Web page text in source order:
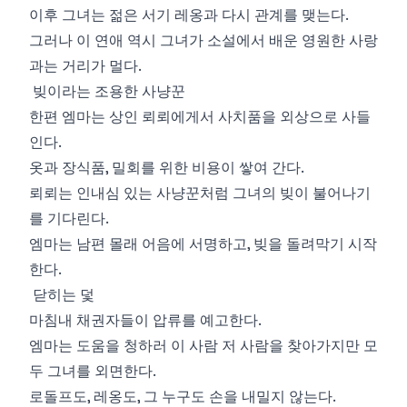
이후 그녀는 젊은 서기 레옹과 다시 관계를 맺는다.
그러나 이 연애 역시 그녀가 소설에서 배운 영원한 사랑
과는 거리가 멀다.
빚이라는 조용한 사냥꾼
한편 엠마는 상인 뢰뢰에게서 사치품을 외상으로 사들
인다.
옷과 장식품, 밀회를 위한 비용이 쌓여 간다.
뢰뢰는 인내심 있는 사냥꾼처럼 그녀의 빚이 불어나기
를 기다린다.
엠마는 남편 몰래 어음에 서명하고, 빚을 돌려막기 시작
한다.
닫히는 덫
마침내 채권자들이 압류를 예고한다.
엠마는 도움을 청하러 이 사람 저 사람을 찾아가지만 모
두 그녀를 외면한다.
로돌프도, 레옹도, 그 누구도 손을 내밀지 않는다.